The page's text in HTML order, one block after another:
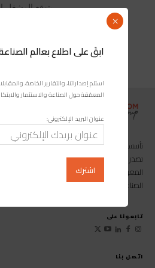
يتوقع المشغل
نموًا
اتصل بنا
تأسست
تصدر المجلة الرائدة المخصصة للصناعة والاستثمار
المغرب»، بالإضافة إلى أول منصة رقمية موجهة
الصناعي.
تابعونا على
ابقَ على اطلاع بعالم
استلم إصداراتنا، والتقارير الخاصة،
المعمّقة حول الصناعة والاستثمار
عنوان البريد الإلكتروني:
×